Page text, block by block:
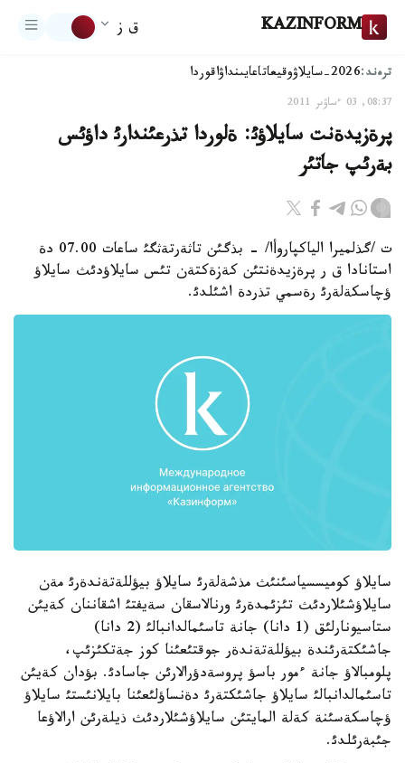
KAZINFORM ق ز
ترەند:2026-سايلاۋ وقيعاتاعايىنداۋاقوردا
08:37, 03 ءساۋىر 2011
پرةزيدةنت سايلاؤئ: ةلوردا تذرعئندارئ داؤئس
بةرئپ جاتئر
ت /گذلميرا الياكپاروأا/ - بذگئن تاثةرتةثگئ ساعات 07.00 دة
استانادا ق ر پرةزيدةنتئن كةزةكتةن تئس سايلاؤدئث سايلاؤ
ؤچاسكةلةرئ رةسمي تذردة اشئلدئ.
سايلاؤ كوميسسياسئنئث مذشةلةرئ سايلاؤ بيؤللةتةندةرئ مةن
سايلاؤشئلاردئث تئزئمدةرئ ورنالاسقان سةيفتئ اشقاننان كةيئن
ستاسيونارلئق (1 دانا) جانة تاسئمالدانبالئ (2 دانا)
جاشئكتةرئندة بيؤللةتةندةر جوقتئعئنا كوز جةتكئزئپ،
پلومبالاؤ جانة ءمور باسؤ پروسةدؤرالارئن جاسادئ. بؤدان كةيئن
تاسئمالدانبالئ سايلاؤ جاشئكتةرئ دةنساؤلئعئنا بايلانئستئ سايلاؤ
ؤچاسكةسئنة كةلة المايتئن سايلاؤشئلاردئث ذيلةرئن ارالاؤعا
جئبةرئلدئ.